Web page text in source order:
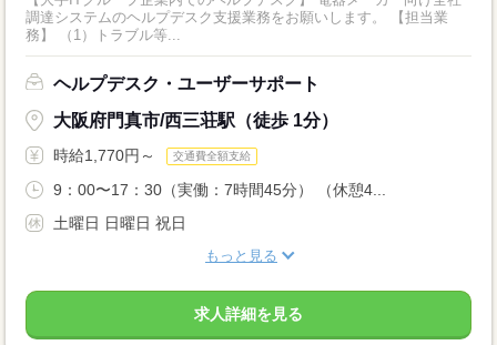
調達システムのヘルプデスク支援業務をお願いします。 【担当業
務】 （1）トラブル等...
ヘルプデスク・ユーザーサポート
大阪府門真市/西三荘駅（徒歩 1分）
時給1,770円～ 交通費全額支給
9：00〜17：30（実働：7時間45分） （休憩4...
土曜日 日曜日 祝日
もっと見る
求人詳細を見る